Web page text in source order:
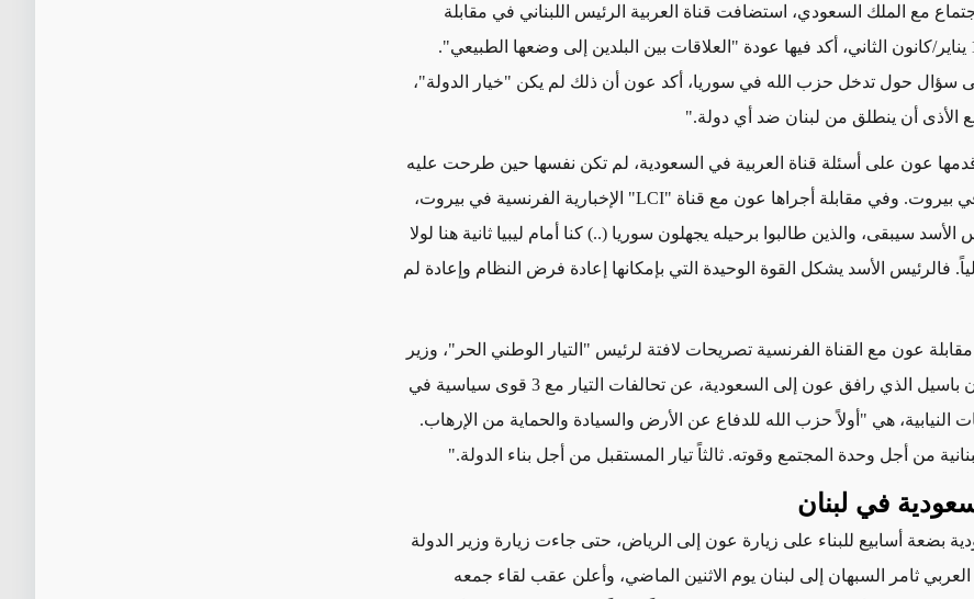
مع الملك السعودي، استضافت قناة العربية الرئيس اللبناني في مقابلة
مطولة، في 12 يناير/كانون الثاني، أكد فيها عودة "العلاقات بين البلدين إلى وضعها الطبيعي".
سؤال حول تدخل حزب الله في سوريا، أكد عون أن ذلك لم يكن "خيار الدولة"،
الأذى أن ينطلق من لبنان ضد أي دولة."
قدمها عون على أسئلة قناة العربية في السعودية، لم تكن نفسها حين طرحت عليه
أسئلة مماثلة في بيروت. وفي مقابلة أجراها عون مع قناة "LCI" الإخبارية الفرنسية في بيروت،
سيبقى، والذين طالبوا برحيله يجهلون سوريا (..) كنا أمام ليبيا ثانية هنا لولا
فالرئيس الأسد يشكل القوة الوحيدة التي بإمكانها إعادة فرض النظام وإعادة لم
عون مع القناة الفرنسية تصريحات لافتة لرئيس "التيار الوطني الحر"، وزير
الخارجية جبران باسيل الذي رافق عون إلى السعودية، عن تحالفات التيار مع 3 قوى سياسية في
النيابية، هي "أولاً حزب الله للدفاع عن الأرض والسيادة والحماية من الإرهاب.
من أجل وحدة المجتمع وقوته. ثالثاً تيار المستقبل من أجل بناء الدولة."
في لبنان
بضعة أسابيع للبناء على زيارة عون إلى الرياض، حتى جاءت زيارة وزير الدولة
ثامر السبهان إلى لبنان يوم الاثنين الماضي، وأعلن عقب لقاء جمعه